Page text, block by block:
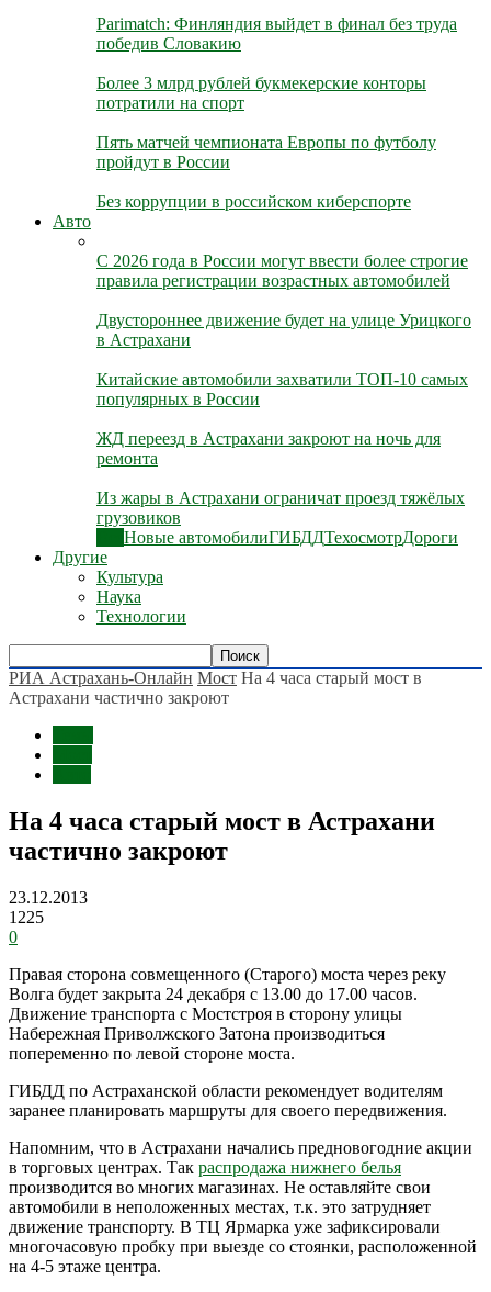
Parimatch: Финляндия выйдет в финал без труда
победив Словакию
Более 3 млрд рублей букмекерские конторы
потратили на спорт
Пять матчей чемпионата Европы по футболу
пройдут в России
Без коррупции в российском киберспорте
Авто
С 2026 года в России могут ввести более строгие
правила регистрации возрастных автомобилей
Двустороннее движение будет на улице Урицкого
в Астрахани
Китайские автомобили захватили ТОП-10 самых
популярных в России
ЖД переезд в Астрахани закроют на ночь для
ремонта
Из жары в Астрахани ограничат проезд тяжёлых
грузовиков
Новые автомобилиГИБДДТехосмотрДороги
Другие
Культура
Наука
Технологии
РИА Астрахань-Онлайн Мост На 4 часа старый мост в
Астрахани частично закроют
На 4 часа старый мост в Астрахани
частично закроют
23.12.2013
1225
0
Правая сторона совмещенного (Старого) моста через реку
Волга будет закрыта 24 декабря с 13.00 до 17.00 часов.
Движение транспорта с Мостстроя в сторону улицы
Набережная Приволжского Затона производиться
попеременно по левой стороне моста.
ГИБДД по Астраханской области рекомендует водителям
заранее планировать маршруты для своего передвижения.
Напомним, что в Астрахани начались предновогодние акции
в торговых центрах. Так распродажа нижнего белья
производится во многих магазинах. Не оставляйте свои
автомобили в неположенных местах, т.к. это затрудняет
движение транспорту. В ТЦ Ярмарка уже зафиксировали
многочасовую пробку при выезде со стоянки, расположенной
на 4-5 этаже центра.